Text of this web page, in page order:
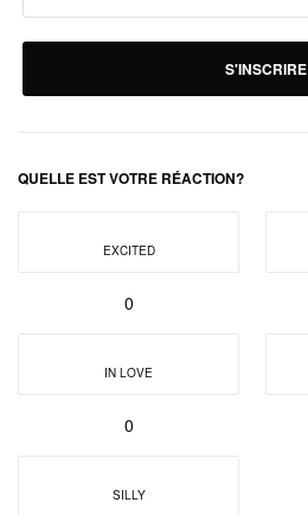
S'INSCRIRE
QUELLE EST VOTRE RÉACTION?
EXCITED
0
IN LOVE
0
SILLY